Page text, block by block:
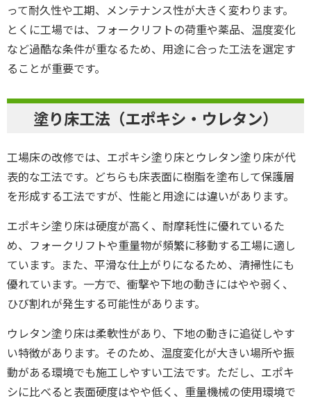
って耐久性や工期、メンテナンス性が大きく変わります。
とくに工場では、フォークリフトの荷重や薬品、温度変化
など過酷な条件が重なるため、用途に合った工法を選定す
ることが重要です。
塗り床工法（エポキシ・ウレタン）
工場床の改修では、エポキシ塗り床とウレタン塗り床が代
表的な工法です。どちらも床表面に樹脂を塗布して保護層
を形成する工法ですが、性能と用途には違いがあります。
エポキシ塗り床は硬度が高く、耐摩耗性に優れているた
め、フォークリフトや重量物が頻繁に移動する工場に適し
ています。また、平滑な仕上がりになるため、清掃性にも
優れています。一方で、衝撃や下地の動きにはやや弱く、
ひび割れが発生する可能性があります。
ウレタン塗り床は柔軟性があり、下地の動きに追従しやす
い特徴があります。そのため、温度変化が大きい場所や振
動がある環境でも施工しやすい工法です。ただし、エポキ
シに比べると表面硬度はやや低く、重量機械の使用環境で